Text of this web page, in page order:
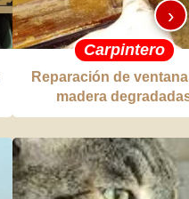
Carpintero
Reparación de
madera
›